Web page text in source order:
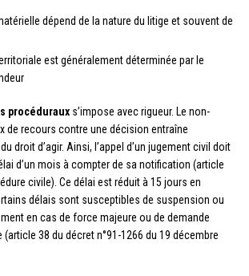
dépend de la nature du litige et souvent de
est généralement déterminée par le
procéduraux s’impose avec rigueur. Le non-
de recours contre une décision entraîne
droit d’agir. Ainsi, l’appel d’un jugement civil doit
d’un mois à compter de sa notification (article
civile). Ce délai est réduit à 15 jours en
délais sont susceptibles de suspension ou
en cas de force majeure ou de demande
(article 38 du décret n°91-1266 du 19 décembre